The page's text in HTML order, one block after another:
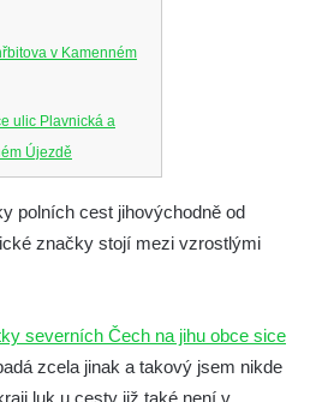
v Kamenném
ulic Plavnická a
Újezdě
května a Dělnická
Újezdě
ulic Latrán a K
polních cest jihovýchodně od
značky stojí mezi vzrostlými
severních Čech na jihu obce sice
zcela jinak a takový jsem nikde
luk u cesty již také není v